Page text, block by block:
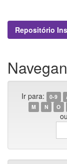
Repositório
Ir para: 0-9
M
N O